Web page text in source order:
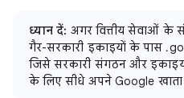
ध्यान दें: अगर वित्तीय सेवाओं के
गैर-सरकारी इकाइयों के पास
जिसे सरकारी संगठन और
के लिए सीधे अपने Google